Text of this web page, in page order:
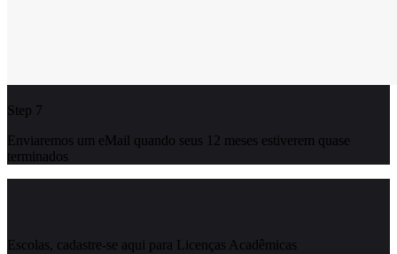
Step 7
Enviaremos um eMail quando seus 12 meses estiverem quase
terminados
Escolas, cadastre-se aqui para Licenças Acadêmicas